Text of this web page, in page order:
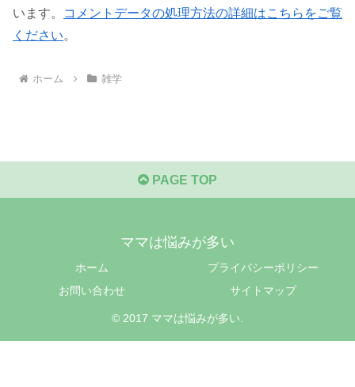
います。
コメントデータの処理方法の詳細はこちらをご覧
ください。
ホーム 雑学
PAGE TOP
ママは悩みが多い
ホーム
プライバシーポリシー
お問い合わせ
サイトマップ
© 2017 ママは悩みが多い.